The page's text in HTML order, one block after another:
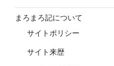
まろまろ記について
サイトポリシー
サイト来歴